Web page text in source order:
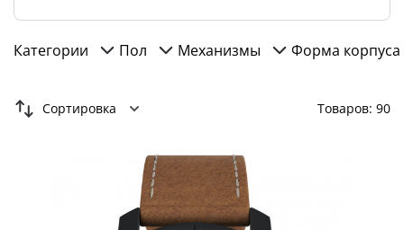
Категории Пол Механизмы Форма корпуса
Сортировка Товаров: 90